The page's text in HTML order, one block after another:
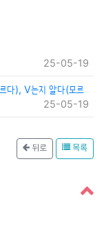
25-05-19
다), V는지 알다(모르
25-05-19
뒤로 목록